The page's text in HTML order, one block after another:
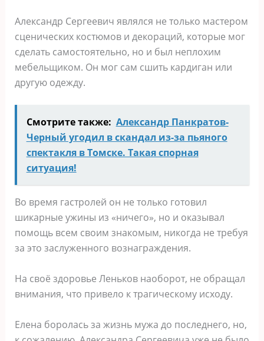
Александр Сергеевич являлся не только мастером
сценических костюмов и декораций, которые мог
сделать самостоятельно, но и был неплохим
мебельщиком. Он мог сам сшить кардиган или
другую одежду.
Смотрите также: Александр Панкратов-
Черный угодил в скандал из-за пьяного
спектакля в Томске. Такая спорная
ситуация!
Во время гастролей он не только готовил
шикарные ужины из «ничего», но и оказывал
помощь всем своим знакомым, никогда не требуя
за это заслуженного вознаграждения.
На своё здоровье Леньков наоборот, не обращал
внимания, что привело к трагическому исходу.
Елена боролась за жизнь мужа до последнего, но,